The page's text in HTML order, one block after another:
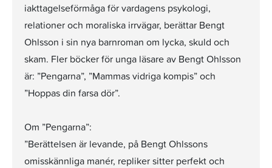
iakttagelseförmåga för vardagens psykologi,
relationer och moraliska irrvägar, berättar Bengt
Ohlsson i sin nya barnroman om lycka, skuld och
skam. Fler böcker för unga läsare av Bengt Ohlsson
är: ”Pengarna”, ”Mammas vidriga kompis” och
”Hoppas din farsa dör”.
Om ”Pengarna”:
”Berättelsen är levande, på Bengt Ohlssons
omisskännliga manér, repliker sitter perfekt och